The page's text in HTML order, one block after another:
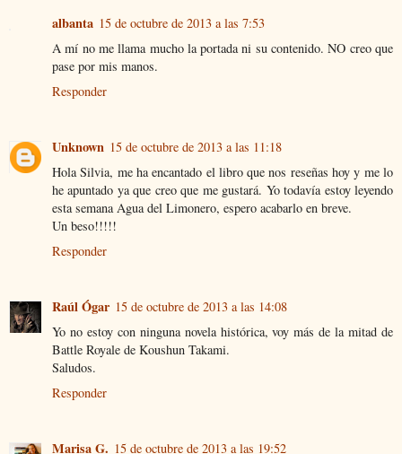
albanta 15 de octubre de 2013 a las 7:53
A mí no me llama mucho la portada ni su contenido. NO creo que
pase por mis manos.
Responder
Unknown 15 de octubre de 2013 a las 11:18
Hola Silvia, me ha encantado el libro que nos reseñas hoy y me lo
he apuntado ya que creo que me gustará. Yo todavía estoy leyendo
esta semana Agua del Limonero, espero acabarlo en breve.
Un beso!!!!!
Responder
Raúl Ógar 15 de octubre de 2013 a las 14:08
Yo no estoy con ninguna novela histórica, voy más de la mitad de
Battle Royale de Koushun Takami.
Saludos.
Responder
Marisa G. 15 de octubre de 2013 a las 19:52